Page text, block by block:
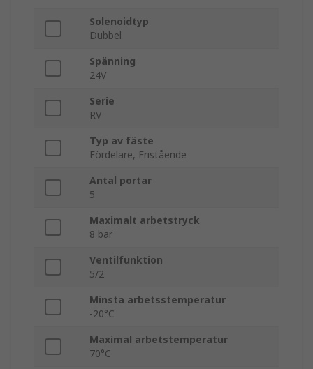
Solenoidtyp
Dubbel
Spänning
24V
Serie
RV
Typ av fäste
Fördelare, Fristående
Antal portar
5
Maximalt arbetstryck
8 bar
Ventilfunktion
5/2
Minsta arbetsstemperatur
-20°C
Maximal arbetstemperatur
70°C